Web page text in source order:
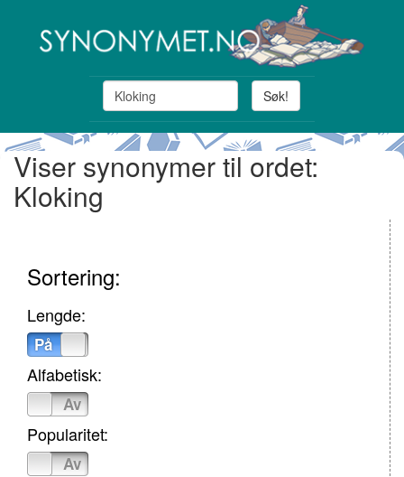
Søk!
Viser synonymer til ordet:
Kloking
Sortering:
Lengde:
På
Alfabetisk:
Av
Popularitet:
Av